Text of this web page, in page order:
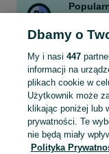
hulajnoga
Zobacz
Mapa kategorii
Mapa miejscowości
Dbamy o
My i nasi 447
informacji na
plikach cookie w
Użytkownik może
klikając poniżej lub
prywatności. Te
nie będą miały
Polityka